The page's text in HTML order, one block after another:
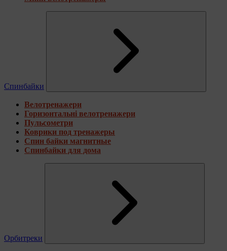
Спинбайки
Велотренажери
Горизонтальні велотренажери
Пульсометри
Коврики под тренажеры
Спин байки магнитные
Спинбайки для дома
Орбитреки